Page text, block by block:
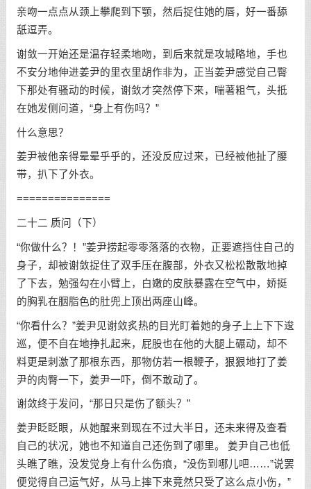
亲吻一点点从颈上攀爬到下颚，然后捉住她的唇，好一番舔
舐逗弄。
谢敛一开始还是温存轻柔地吻，到后来就是攻城略地，手也
不安分地伸进姜尹的里衣里胡作非为，正当姜尹感觉自己臀
下那处有骚动的时候，谢敛才突然停下来，喘著粗气，头抵
在她发侧问道，“身上有伤吗？”
什么意思？
姜尹被他亲得晕晕乎乎的，还没反应过来，已经被他扯了腰
带，扒下了外衣。
===============
二十二 质问（下）
“你做什么？！”姜尹捞起零零落落的衣物，正要遮挡住自己的
身子，却被谢敛捉住了双手压在腹部，外衣又松松散散地掉
了下去，勉强勾在小臂上，白嫩的皮肤暴露在空气中，娇挺
的胸乳在胭脂色的肚兜上顶出两座山峰。
“你看什么？”姜尹见谢敛炙热的目光盯着她的身子上上下下逡
巡，便不自在地挣扎起来，屁股也在他的大腿上碾动，却不
料更是刺激了那根东西，那物仿若一根鞭子，狠狠地打了姜
尹的肉臀一下，姜尹一吓，倒不敢动了。
谢敛终于发问，“那日只是伤了额头？”
姜尹眨眨眼，从她醒来到现在不过大半日，还未来得及查看
自己的状况，她也不知道自己还伤到了哪里。 姜尹自己也低
头瞧了瞧，没发觉身上有什么伤痕，“没伤到哪儿吧……”说罢
便觉得自己运气好，从马上摔下来竟然只受了这么点小伤，”